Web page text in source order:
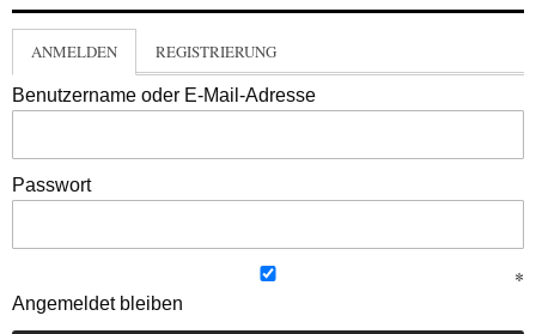
ANMELDEN REGISTRIERUNG
Benutzername oder E-Mail-Adresse
Passwort
Angemeldet bleiben